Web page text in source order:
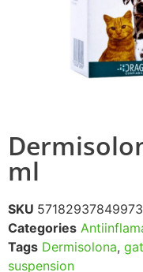
ml
SKU
Categories
Tags Dermisolona,
suspension